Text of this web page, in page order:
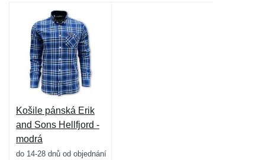
Košile pánská Erik
and Sons Hellfjord -
modrá
do 14-28 dnů od objednání